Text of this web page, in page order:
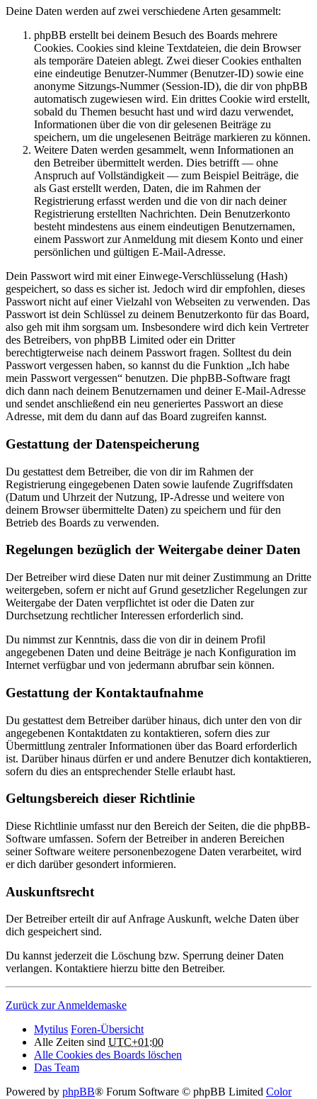
Deine Daten werden auf zwei verschiedene Arten gesammelt:
phpBB erstellt bei deinem Besuch des Boards mehrere
Cookies. Cookies sind kleine Textdateien, die dein Browser
als temporäre Dateien ablegt. Zwei dieser Cookies enthalten
eine eindeutige Benutzer-Nummer (Benutzer-ID) sowie eine
anonyme Sitzungs-Nummer (Session-ID), die dir von phpBB
automatisch zugewiesen wird. Ein drittes Cookie wird erstellt,
sobald du Themen besucht hast und wird dazu verwendet,
Informationen über die von dir gelesenen Beiträge zu
speichern, um die ungelesenen Beiträge markieren zu können.
Weitere Daten werden gesammelt, wenn Informationen an
den Betreiber übermittelt werden. Dies betrifft — ohne
Anspruch auf Vollständigkeit — zum Beispiel Beiträge, die
als Gast erstellt werden, Daten, die im Rahmen der
Registrierung erfasst werden und die von dir nach deiner
Registrierung erstellten Nachrichten. Dein Benutzerkonto
besteht mindestens aus einem eindeutigen Benutzernamen,
einem Passwort zur Anmeldung mit diesem Konto und einer
persönlichen und gültigen E-Mail-Adresse.
Dein Passwort wird mit einer Einwege-Verschlüsselung (Hash)
gespeichert, so dass es sicher ist. Jedoch wird dir empfohlen, dieses
Passwort nicht auf einer Vielzahl von Webseiten zu verwenden. Das
Passwort ist dein Schlüssel zu deinem Benutzerkonto für das Board,
also geh mit ihm sorgsam um. Insbesondere wird dich kein Vertreter
des Betreibers, von phpBB Limited oder ein Dritter
berechtigterweise nach deinem Passwort fragen. Solltest du dein
Passwort vergessen haben, so kannst du die Funktion „Ich habe
mein Passwort vergessen“ benutzen. Die phpBB-Software fragt
dich dann nach deinem Benutzernamen und deiner E-Mail-Adresse
und sendet anschließend ein neu generiertes Passwort an diese
Adresse, mit dem du dann auf das Board zugreifen kannst.
Gestattung der Datenspeicherung
Du gestattest dem Betreiber, die von dir im Rahmen der
Registrierung eingegebenen Daten sowie laufende Zugriffsdaten
(Datum und Uhrzeit der Nutzung, IP-Adresse und weitere von
deinem Browser übermittelte Daten) zu speichern und für den
Betrieb des Boards zu verwenden.
Regelungen bezüglich der Weitergabe deiner Daten
Der Betreiber wird diese Daten nur mit deiner Zustimmung an Dritte
weitergeben, sofern er nicht auf Grund gesetzlicher Regelungen zur
Weitergabe der Daten verpflichtet ist oder die Daten zur
Durchsetzung rechtlicher Interessen erforderlich sind.
Du nimmst zur Kenntnis, dass die von dir in deinem Profil
angegebenen Daten und deine Beiträge je nach Konfiguration im
Internet verfügbar und von jedermann abrufbar sein können.
Gestattung der Kontaktaufnahme
Du gestattest dem Betreiber darüber hinaus, dich unter den von dir
angegebenen Kontaktdaten zu kontaktieren, sofern dies zur
Übermittlung zentraler Informationen über das Board erforderlich
ist. Darüber hinaus dürfen er und andere Benutzer dich kontaktieren,
sofern du dies an entsprechender Stelle erlaubt hast.
Geltungsbereich dieser Richtlinie
Diese Richtlinie umfasst nur den Bereich der Seiten, die die phpBB-
Software umfassen. Sofern der Betreiber in anderen Bereichen
seiner Software weitere personenbezogene Daten verarbeitet, wird
er dich darüber gesondert informieren.
Auskunftsrecht
Der Betreiber erteilt dir auf Anfrage Auskunft, welche Daten über
dich gespeichert sind.
Du kannst jederzeit die Löschung bzw. Sperrung deiner Daten
verlangen. Kontaktiere hierzu bitte den Betreiber.
Zurück zur Anmeldemaske
Mytilus Foren-Übersicht
Alle Zeiten sind UTC+01:00
Alle Cookies des Boards löschen
Das Team
Powered by phpBB® Forum Software © phpBB Limited Color